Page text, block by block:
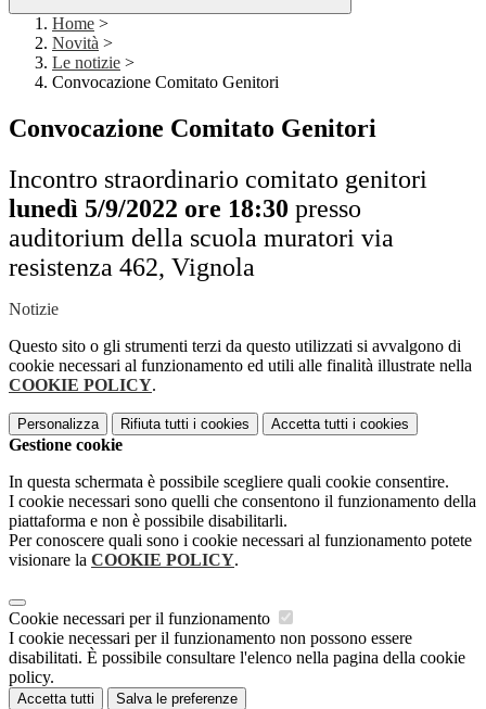
Home >
Novità >
Le notizie >
Convocazione Comitato Genitori
Convocazione Comitato Genitori
Incontro straordinario comitato genitori
lunedì 5/9/2022 ore 18:30 presso
auditorium della scuola muratori via
resistenza 462, Vignola
Notizie
Questo sito o gli strumenti terzi da questo utilizzati si avvalgono di
cookie necessari al funzionamento ed utili alle finalità illustrate nella
COOKIE POLICY.
Personalizza Rifiuta tutti i cookies Accetta tutti i cookies
Gestione cookie
In questa schermata è possibile scegliere quali cookie consentire.
I cookie necessari sono quelli che consentono il funzionamento della
piattaforma e non è possibile disabilitarli.
Per conoscere quali sono i cookie necessari al funzionamento potete
visionare la COOKIE POLICY.
Cookie necessari per il funzionamento
I cookie necessari per il funzionamento non possono essere
disabilitati. È possibile consultare l'elenco nella pagina della cookie
policy.
Accetta tutti Salva le preferenze